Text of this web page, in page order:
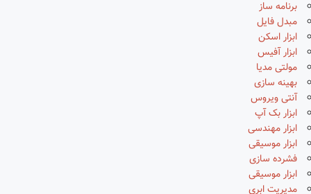
برنامه ساز
مبدل فایل
ابزار اسکن
ابزار آفیس
مولتی مدیا
بهینه سازی
آنتی ویروس
ابزار بک آپ
ابزار مهندسی
ابزار موسیقی
فشرده سازی
ابزار موسیقی
مدیریت ابری